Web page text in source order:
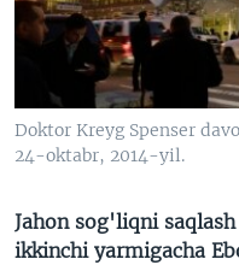
VIDEO
XABARLAR
ODNOKLASSNIKI
TELEGRAM
TWITTER
SOUNDCLOUD
VOA
Doktor Kreyg Spenser
24-oktabr, 2014-yil.
Jahon sog'liqni
ikkinchi yarmigacha